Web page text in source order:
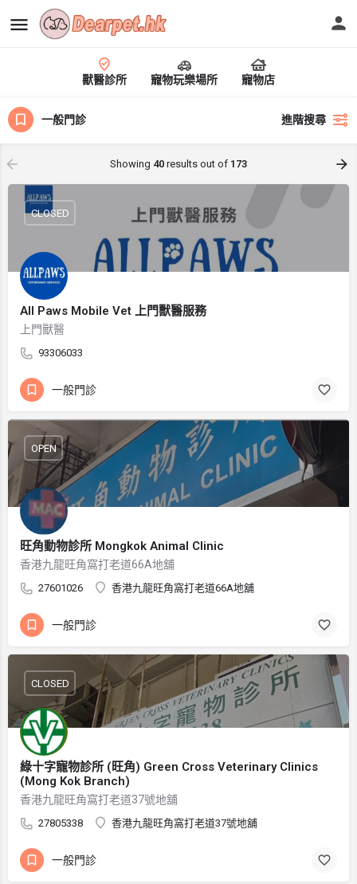
獸醫診所 寵物玩樂場所 寵物店
一般門診 進階搜尋
Showing 40 results out of 173
All Paws Mobile Vet 上門獸醫服務
上門獸醫
93306033
CLOSED
一般門診
旺角動物診所 Mongkok Animal Clinic
香港九龍旺角窩打老道66A地舖
27601026 香港九龍旺角窩打老道66A地舖
OPEN
一般門診
綠十字寵物診所 (旺角) Green Cross Veterinary Clinics
(Mong Kok Branch)
香港九龍旺角窩打老道37號地舖
27805338 香港九龍旺角窩打老道37號地舖
CLOSED
一般門診